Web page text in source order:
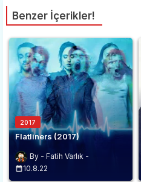
Benzer İçerikler!
2017
Flatliners (2017)
Fatih Varlık
10.8.22